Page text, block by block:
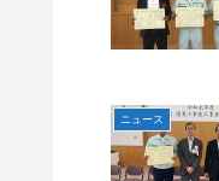
ニュース